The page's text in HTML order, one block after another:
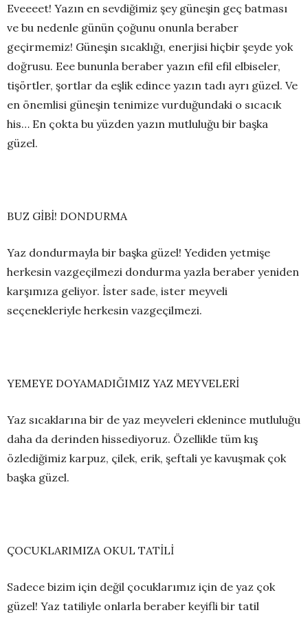
Eveeeet! Yazın en sevdiğimiz şey güneşin geç batması
ve bu nedenle günün çoğunu onunla beraber
geçirmemiz! Güneşin sıcaklığı, enerjisi hiçbir şeyde yok
doğrusu. Eee bununla beraber yazın efil efil elbiseler,
tişörtler, şortlar da eşlik edince yazın tadı ayrı güzel. Ve
en önemlisi güneşin tenimize vurduğundaki o sıcacık
his… En çokta bu yüzden yazın mutluluğu bir başka
güzel.
BUZ GİBİ! DONDURMA
Yaz dondurmayla bir başka güzel! Yediden yetmişe
herkesin vazgeçilmezi dondurma yazla beraber yeniden
karşımıza geliyor. İster sade, ister meyveli
seçenekleriyle herkesin vazgeçilmezi.
YEMEYE DOYAMADIĞIMIZ YAZ MEYVELERİ
Yaz sıcaklarına bir de yaz meyveleri eklenince mutluluğu
daha da derinden hissediyoruz. Özellikle tüm kış
özlediğimiz karpuz, çilek, erik, şeftali ye kavuşmak çok
başka güzel.
ÇOCUKLARIMIZA OKUL TATİLİ
Sadece bizim için değil çocuklarımız için de yaz çok
güzel! Yaz tatiliyle onlarla beraber keyifli bir tatil